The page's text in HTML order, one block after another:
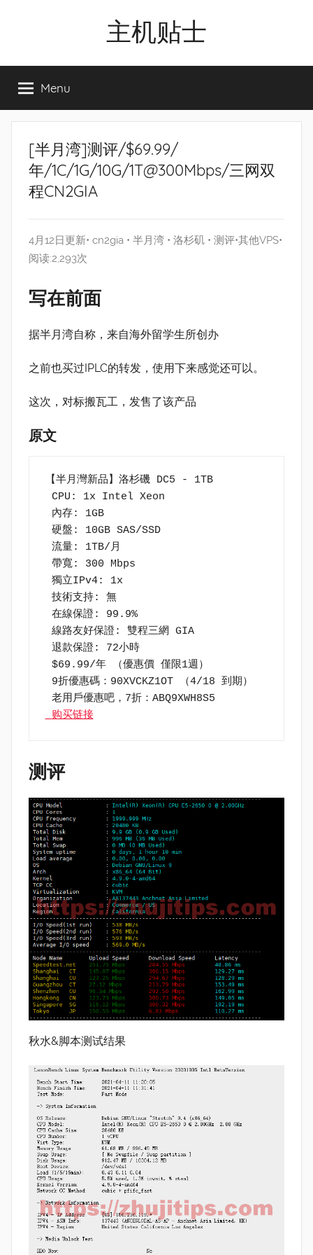
主机贴士
工|BandwagonHost
VPS|Vps|
主
Menu
[半月湾]测评/$69.99/
年/1C/1G/10G/1T@300Mbps/三网双
程CN2GIA
4月12日更新• cn2gia • 半月湾 • 洛杉矶 • 测评•其他VPS•
阅读:2,293次
写在前面
据半月湾自称，来自海外留学生所创办
之前也买过IPLC的转发，使用下来感觉还可以。
这次，对标搬瓦工，发售了该产品
原文
【半月灣新品】洛杉磯 DC5 - 1TB
CPU: 1x Intel Xeon
內存: 1GB
硬盤: 10GB SAS/SSD
流量: 1TB/月
帶寬: 300 Mbps
獨立IPv4: 1x
技術支持: 無
在線保證: 99.9%
線路友好保證: 雙程三網 GIA
退款保證: 72小時
$69.99/年 （優惠價 僅限1週）
9折優惠碼：90XVCKZ1OT （4/18 到期）
老用戶優惠吧，7折：ABQ9XWH8S5
购买链接
测评
秋水&脚本测试结果